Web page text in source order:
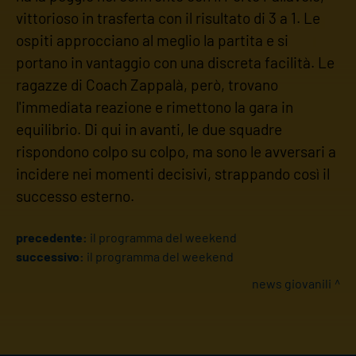
vittorioso in trasferta con il risultato di 3 a 1. Le
ospiti approcciano al meglio la partita e si
portano in vantaggio con una discreta facilità. Le
ragazze di Coach Zappalà, però, trovano
l'immediata reazione e rimettono la gara in
equilibrio. Di qui in avanti, le due squadre
rispondono colpo su colpo, ma sono le avversari a
incidere nei momenti decisivi, strappando così il
successo esterno.
precedente: il programma del weekend
successivo: il programma del weekend
news giovanili